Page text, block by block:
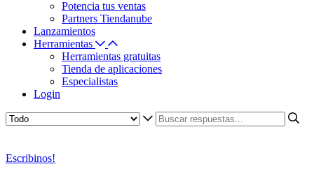
Potencia tus ventas
Partners Tiendanube
Lanzamientos
Herramientas
Herramientas gratuitas
Tienda de aplicaciones
Especialistas
Login
Escribinos!